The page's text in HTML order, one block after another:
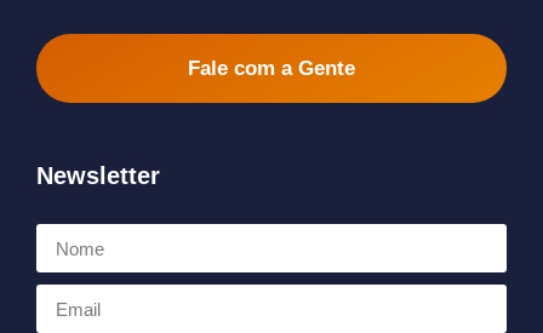
Fale com a Gente
Newsletter